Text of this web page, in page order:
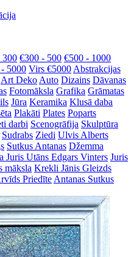
300 €300 - 500 €500 - 1000
5000 Virs €5000 Abstrakcijas
Art Deko Auto Dizains Dāvanas
Fotomāksla Grafika Grāmatas
Jūra Keramika Klusā daba
Plakāti Plates Poparts
darbi Scenogrāfija Skulptūra
Sudrabs Ziedi Ulvis Alberts
Sutkus Antanas Džemma
Juris Utāns Edgars Vinters Juris
māksla Krekli Jānis Gleizds
Priedīte Antanas Sutkus